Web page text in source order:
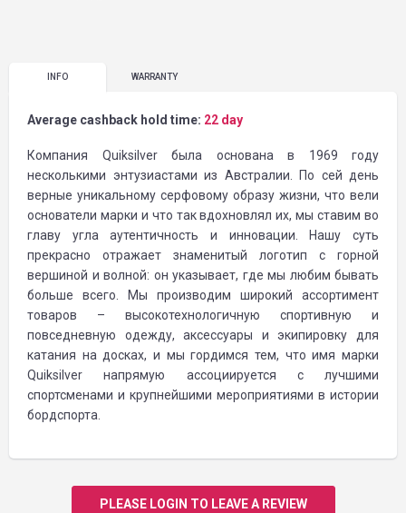
INFO WARRANTY
Average cashback hold time: 22 day
Компания Quiksilver была основана в 1969 году
несколькими энтузиастами из Австралии. По сей день
верные уникальному серфовому образу жизни, что вели
основатели марки и что так вдохновлял их, мы ставим во
главу угла аутентичность и инновации. Нашу суть
прекрасно отражает знаменитый логотип с горной
вершиной и волной: он указывает, где мы любим бывать
больше всего. Мы производим широкий ассортимент
товаров – высокотехнологичную спортивную и
повседневную одежду, аксессуары и экипировку для
катания на досках, и мы гордимся тем, что имя марки
Quiksilver напрямую ассоциируется с лучшими
спортсменами и крупнейшими мероприятиями в истории
бордспорта.
PLEASE LOGIN TO LEAVE A REVIEW